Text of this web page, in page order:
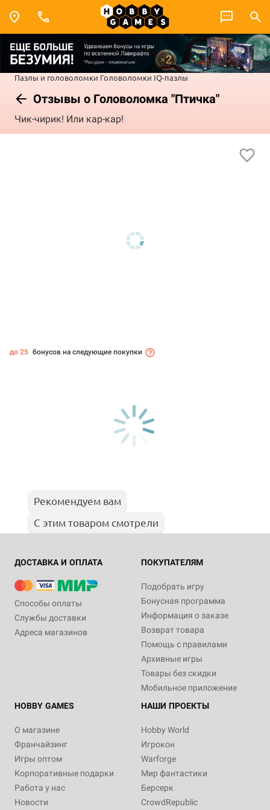
Пазлы и головоломки Головоломки IQ-пазлы
Отзывы о Головоломка "Птичка"
Чик-чирик! Или кар-кар!
до 25 бонусов на следующие покупки
Рекомендуем вам
С этим товаром смотрели
ДОСТАВКА И ОПЛАТА
Способы оплаты
Службы доставки
Адреса магазинов
ПОКУПАТЕЛЯМ
Подобрать игру
Бонусная программа
Информация о заказе
Возврат товара
Помощь с правилами
Архивные игры
Товары без скидки
Мобильное приложение
HOBBY GAMES
О магазине
Франчайзинг
Игры оптом
Корпоративные подарки
Работа у нас
Новости
НАШИ ПРОЕКТЫ
Hobby World
Игрокон
Warforge
Мир фантастики
Берсерк
CrowdRepublic